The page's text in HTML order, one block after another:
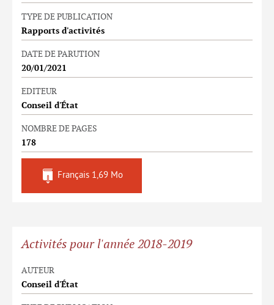
TYPE DE PUBLICATION
Rapports d'activités
DATE DE PARUTION
20/01/2021
EDITEUR
Conseil d'État
NOMBRE DE PAGES
178
Français 1,69 Mo
Activités pour l'année 2018-2019
AUTEUR
Conseil d'État